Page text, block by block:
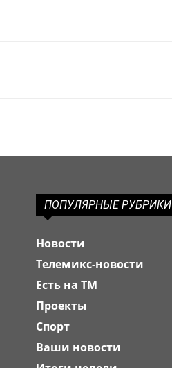
ПОПУЛЯРНЫЕ РУБРИКИ
Новости
Телемикс-новости
Есть на ТМ
Проекты
Спорт
Ваши новости